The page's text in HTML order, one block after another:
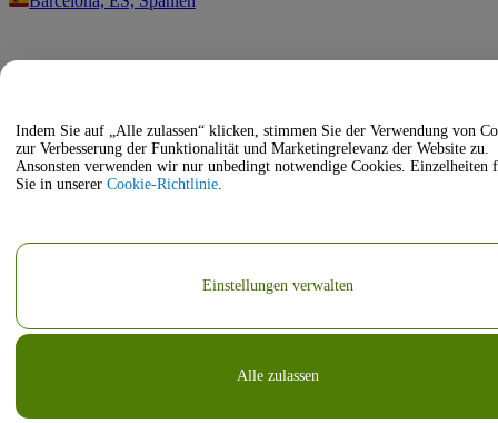
Indem Sie auf „Alle zulassen“ klicken, stimmen Sie der Verwendung von
zur Verbesserung der Funktionalität und Marketingrelevanz der Website zu.
Ansonsten verwenden wir nur unbedingt notwendige Cookies. Einzelheiten
Sie in unserer Cookie-Richtlinie.
Alle zulassen
Einstellungen verwalten